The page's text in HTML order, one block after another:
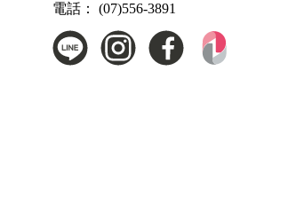
電話： (07)556-3891